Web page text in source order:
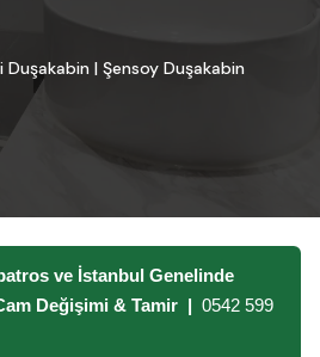
| Şensoy Duşakabin
ve İstanbul Genelinde
Değişimi & Tamir | 0542 599